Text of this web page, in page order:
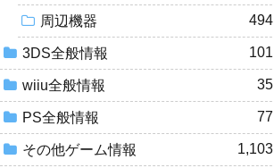
周辺機器 494
3DS全般情報 101
wiiu全般情報 35
PS全般情報 77
その他ゲーム情報 1,103